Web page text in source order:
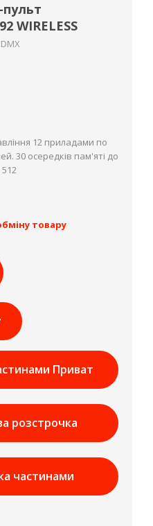
WIRELESS
12 приладами по
30 осередків пам'яті до
товару
Приват
розстрочка
Банк
частинами